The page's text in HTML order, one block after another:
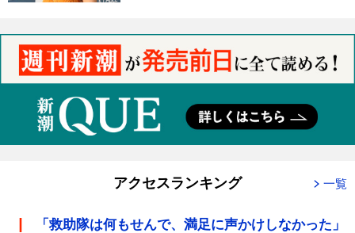
アクセスランキング 一覧
「救助隊は何もせんで、満足に声かけしなかった」